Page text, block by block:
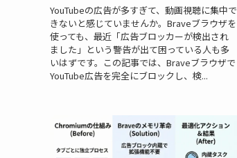
YouTubeの広告が多すぎて、動画視聴に集中で
きないと感じていませんか。Braveブラウザを
使っても、最近「広告ブロッカーが検出され
ました」という警告が出て困っている人も多
いはずです。この記事では、Braveブラウザで
YouTube広告を完全にブロックし、検...